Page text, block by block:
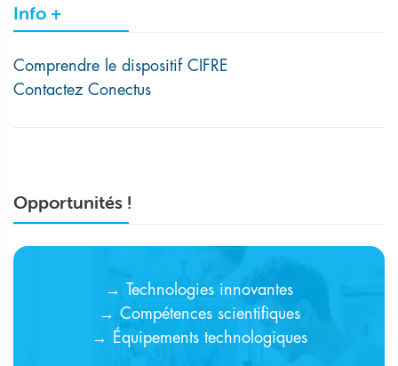
Info +
Comprendre le dispositif CIFRE
Contactez Conectus
Opportunités !
→ Technologies innovantes
→ Compétences scientifiques
→ Équipements technologiques